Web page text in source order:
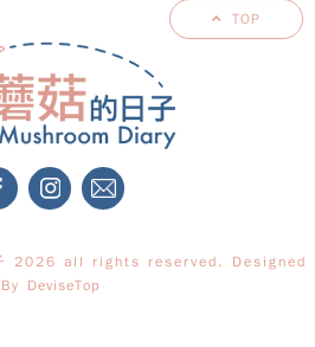
TOP
2026 all rights reserved. Designed
By DeviseTop